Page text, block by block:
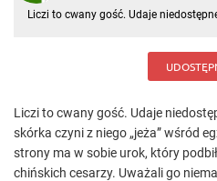
Liczi to cwany gość. Udaje
Liczi to cwany gość. Udaje
skórka czyni z niego „jeża” wśród
strony ma w sobie urok, który
chińskich cesarzy. Uważali go